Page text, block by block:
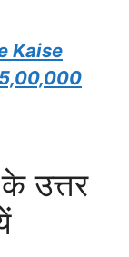
Kaise
उत्तर